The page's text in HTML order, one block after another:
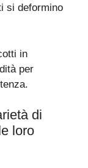
si deformino
in
per
di
loro